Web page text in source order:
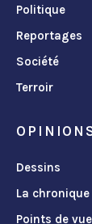
Politique
Reportages
Société
Terroir
Dessins
La
Points de vue